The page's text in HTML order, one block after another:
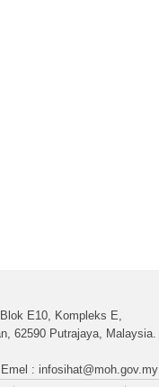
E10, Kompleks E,
62590 Putrajaya, Malaysia.
: infosihat@moh.gov.my